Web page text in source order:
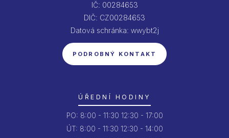
IČ: 00284653
DIČ: CZ00284653
Datová schránka: wwybt2j
PODROBNÝ KONTAKT
ÚŘEDNÍ HODINY
PO: 8:00 - 11:30 12:30 - 17:00
ÚT: 8:00 - 11:30 12:30 - 14:00